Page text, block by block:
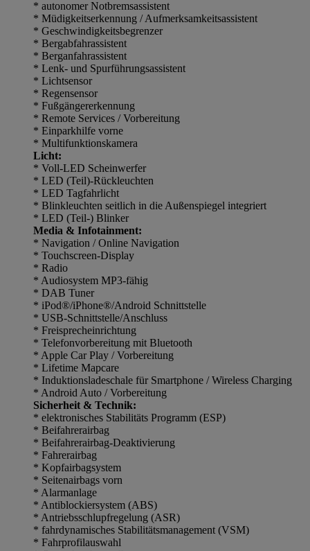
* autonomer Notbremsassistent
* Müdigkeitserkennung / Aufmerksamkeitsassistent
* Geschwindigkeitsbegrenzer
* Bergabfahrassistent
* Berganfahrassistent
* Lenk- und Spurführungsassistent
* Lichtsensor
* Regensensor
* Fußgängererkennung
* Remote Services / Vorbereitung
* Einparkhilfe vorne
* Multifunktionskamera
Licht:
* Voll-LED Scheinwerfer
* LED (Teil)-Rückleuchten
* LED Tagfahrlicht
* Blinkleuchten seitlich in die Außenspiegel integriert
* LED (Teil-) Blinker
Media & Infotainment:
* Navigation / Online Navigation
* Touchscreen-Display
* Radio
* Audiosystem MP3-fähig
* DAB Tuner
* iPod®/iPhone®/Android Schnittstelle
* USB-Schnittstelle/Anschluss
* Freisprecheinrichtung
* Telefonvorbereitung mit Bluetooth
* Apple Car Play / Vorbereitung
* Lifetime Mapcare
* Induktionsladeschale für Smartphone / Wireless Charging
* Android Auto / Vorbereitung
Sicherheit & Technik:
* elektronisches Stabilitäts Programm (ESP)
* Beifahrerairbag
* Beifahrerairbag-Deaktivierung
* Fahrerairbag
* Kopfairbagsystem
* Seitenairbags vorn
* Alarmanlage
* Antiblockiersystem (ABS)
* Antriebsschlupfregelung (ASR)
* fahrdynamisches Stabilitätsmanagement (VSM)
* Fahrprofilauswahl